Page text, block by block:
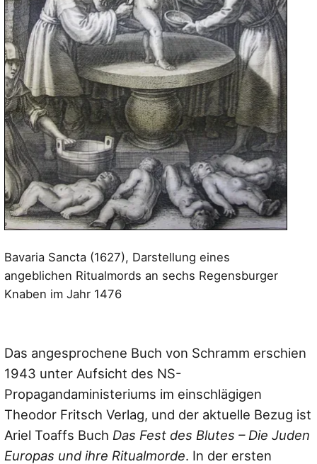
Bavaria Sancta (1627), Darstellung eines
angeblichen Ritualmords an sechs Regensburger
Knaben im Jahr 1476
Das angesprochene Buch von Schramm erschien
1943 unter Aufsicht des NS-
Propagandaministeriums im einschlägigen
Theodor Fritsch Verlag, und der aktuelle Bezug ist
Ariel Toaffs Buch Das Fest des Blutes – Die Juden
Europas und ihre Ritualmorde. In der ersten